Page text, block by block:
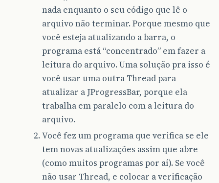
nada enquanto o seu código que lê o
arquivo não terminar. Porque mesmo que
você esteja atualizando a barra, o
programa está “concentrado” em fazer a
leitura do arquivo. Uma solução pra isso é
você usar uma outra Thread para
atualizar a JProgressBar, porque ela
trabalha em paralelo com a leitura do
arquivo.
Você fez um programa que verifica se ele
tem novas atualizações assim que abre
(como muitos programas por aí). Se você
não usar Thread, e colocar a verificação